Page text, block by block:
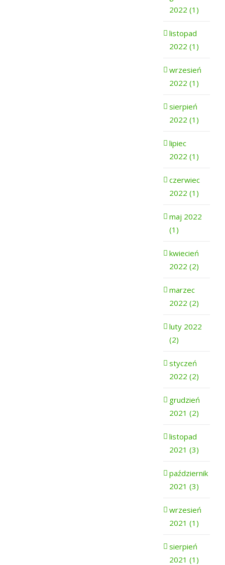
2022 (1)
listopad
2022 (1)
wrzesień
2022 (1)
sierpień
2022 (1)
lipiec
2022 (1)
czerwiec
2022 (1)
maj 2022
(1)
kwiecień
2022 (2)
marzec
2022 (2)
luty 2022
(2)
styczeń
2022 (2)
grudzień
2021 (2)
listopad
2021 (3)
październik
2021 (3)
wrzesień
2021 (1)
sierpień
2021 (1)